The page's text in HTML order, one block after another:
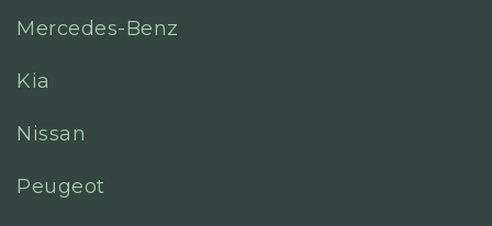
Mercedes-Benz
Kia
Nissan
Peugeot